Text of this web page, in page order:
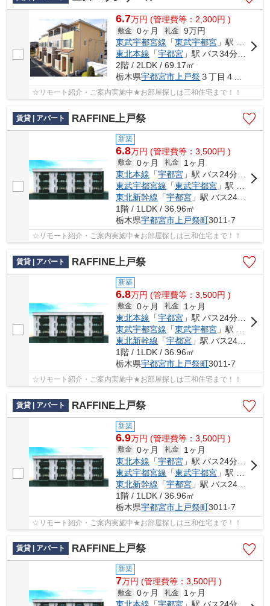
6.7万円 (管理費等：2,300円 )
敷金 0ヶ月 礼金 9万円
東武宇都宮線 「東武宇都宮 」駅 バス18分 「細谷新道口」 停歩2分
東北本線 「宇都宮 」駅 バス34分 「細谷新道口」 停歩2分
2階 / 2LDK / 69.17㎡
栃木県宇都宮市 上戸祭３丁目４番１７号
☆リモート紹介・ご案内実施中★お部屋探しは三和住宅まで！！
賃貸 | アパート RAFFINE上戸祭
新築
6.8万円 (管理費等：3,500円 )
敷金 0ヶ月 礼金
1ヶ月
東北本線 「宇都宮 」駅 バス24分 「第二グリーンヒル北」 停歩9分
東武宇都宮線 「東武宇都宮 」駅 バス15分 「第二グリーンヒル北」 停歩9分
東北新幹線 「宇都宮 」駅 バス24分 「第二グリーンヒル北」 停歩9分
1階 / 1LDK / 36.96㎡
栃木県宇都宮市 上戸祭町3011-7
☆リモート紹介・ご案内実施中★お部屋探しは三和住宅まで！！
賃貸 | アパート RAFFINE上戸祭
新築
6.8万円 (管理費等：3,500円 )
敷金 0ヶ月 礼金
1ヶ月
東北本線 「宇都宮 」駅 バス24分 「第二グリーンヒル北」 停歩9分
東武宇都宮線 「東武宇都宮 」駅 バス15分 「第二グリーンヒル北」 停歩9分
東北新幹線 「宇都宮 」駅 バス24分 「第二グリーンヒル北」 停歩9分
1階 / 1LDK / 36.96㎡
栃木県宇都宮市 上戸祭町3011-7
☆リモート紹介・ご案内実施中★お部屋探しは三和住宅まで！！
賃貸 | アパート RAFFINE上戸祭
新築
6.9万円 (管理費等：3,500円 )
敷金 0ヶ月 礼金
1ヶ月
東北本線 「宇都宮 」駅 バス24分 「第二グリーンヒル北」 停歩9分
東武宇都宮線 「東武宇都宮 」駅 バス15分 「第二グリーンヒル北」 停歩9分
東北新幹線 「宇都宮 」駅 バス24分 「第二グリーンヒル北」 停歩9分
1階 / 1LDK / 36.96㎡
栃木県宇都宮市 上戸祭町3011-7
☆リモート紹介・ご案内実施中★お部屋探しは三和住宅まで！！
賃貸 | アパート RAFFINE上戸祭
新築
7万円 (管理費等：3,500円 )
敷金 0ヶ月 礼金
1ヶ月